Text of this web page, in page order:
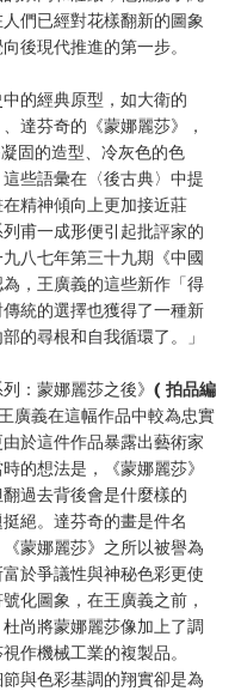
們已經對花樣翻新的圖象
後現代推進的第一步。
的經典原型，如大衛的
達芬奇的《蒙娜麗莎》，
固的造型、冷灰色的色
些語彙在〈後古典〉中提
精神傾向上更加接近莊
甫一成形便引起批評家的
八七年第三十九期《中國
，王廣義的這些新作「得
統的選擇也獲得了一種新
的尋根和自我循環了。」
：蒙娜麗莎之後》 ( 拍品編
廣義在這幅作品中較為忠實
於這件作品暴露出藝術家
的想法是，《蒙娜麗莎》
過去背後會是什麼樣的
絕。達芬奇的畫是件名
蒙娜麗莎》之所以被譽為
於爭議性與神秘色彩更使
化圖象，在王廣義之前，
尚將蒙娜麗莎像加上了調
作機械工業的複製品。
與色彩基調的翔實卻是為